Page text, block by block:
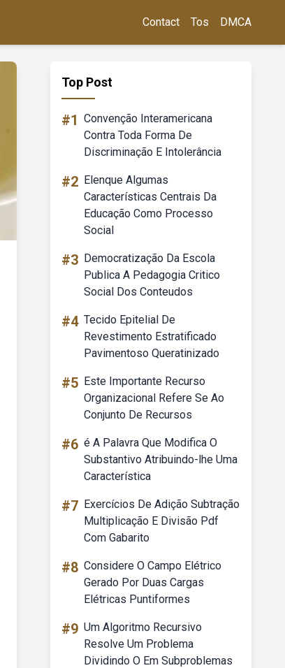
Contact Tos DMCA
Top Post
#1 Convenção Interamericana
Contra Toda Forma De
Discriminação E Intolerância
#2 Elenque Algumas
Características Centrais Da
Educação Como Processo
Social
#3 Democratização Da Escola
Publica A Pedagogia Critico
Social Dos Conteudos
#4 Tecido Epitelial De
Revestimento Estratificado
Pavimentoso Queratinizado
#5 Este Importante Recurso
Organizacional Refere Se Ao
Conjunto De Recursos
#6 é A Palavra Que Modifica O
Substantivo Atribuindo-lhe Uma
Característica
#7 Exercícios De Adição Subtração
Multiplicação E Divisão Pdf
Com Gabarito
#8 Considere O Campo Elétrico
Gerado Por Duas Cargas
Elétricas Puntiformes
#9 Um Algoritmo Recursivo
Resolve Um Problema
Dividindo O Em Subproblemas